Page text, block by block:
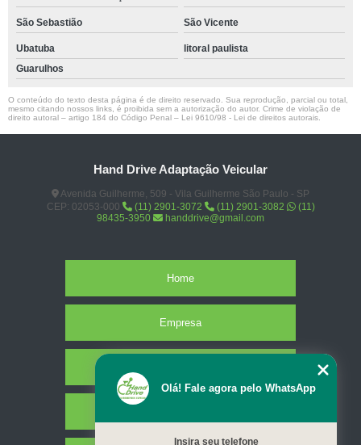
São Sebastião São Vicente
Ubatuba
litoral paulista
Guarulhos
O conteúdo do texto desta página é de direito reservado. Sua reprodução, parcial ou total,
mesmo citando nossos links, é proibida sem a autorização do autor. Crime de violação de
direito autoral – artigo 184 do Código Penal – Lei 9610/98 - Lei de direitos autorais
Hand Drive Adaptação Veicular
Avenida Guilherme, 509 - Vila Guilherme São Paulo - SP
CEP: 02053-000
(11) 2901-3072 (11) 2901-3082
(11)
98435-3950
handdrive@gmail.com
Home
Empresa
Olá! Fale agora pelo WhatsApp
Insira seu telefone